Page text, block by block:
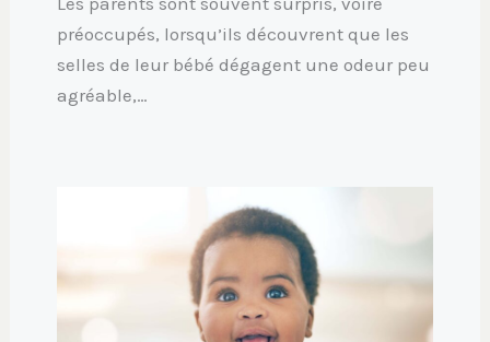
préoccupés, lorsqu’ils découvrent que les
selles de leur bébé dégagent une odeur peu
agréable,…